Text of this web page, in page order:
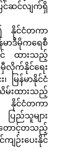
င်ဆင်လျက်ရှိ
နိုင်ငံတကာ
ာဒီမိုကရေစီ
ာင် ထားသည့်
လိုက်နိုင်ရေး
မြန်မာနိုင်ငံ
းထားသည့်
င်ငံတကာ
ည်သူများ
တောင့်တသည့်
ျဉ်းပေးနိုင်